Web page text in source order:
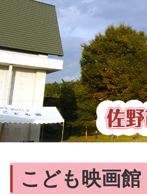
こども映画館